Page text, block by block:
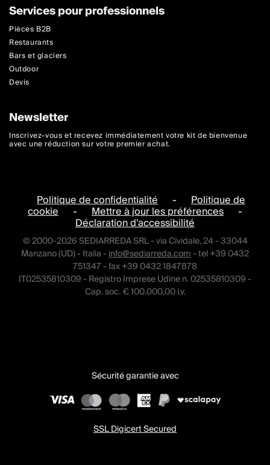
Services pour professionnels
Pièces B2B
Restaurants
Bars et glaciers
Outdoor
Devis
Newsletter
Inscrivez-vous et recevez immédiatement votre kit de bienvenue
avec une réduction sur votre premier achat.
Politique de confidentialité - Politique de
cookie - Mettre à jour les préférences -
Déclaration d'accessibilité
© 2000-2026 SEDIARREDA SRL - via Cividale, 24 - 33044
Manzano (UD) - Italia -info@sediarreda.com- tel +39 0432
751347 - fax +39 0432 1847878
IT02535810309 - Registro Imprese Udine n. 02535810309 -
Cap. soc. € 100.000,00 i.v.
Sécurité garantie avec
SSL Digicert Secured